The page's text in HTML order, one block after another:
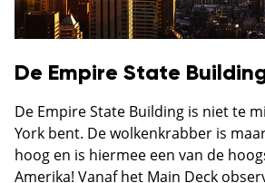
De Empire State
De Empire State Building is niet te
York bent. De wolkenkrabber is
hoog en is hiermee een van de
Amerika! Vanaf het Main Deck